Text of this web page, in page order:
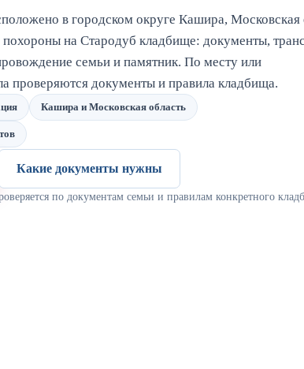
в городском округе Кашира, Московская
на Стародуб кладбище: документы,
семьи и памятник. По месту или
проверяются документы и правила кладбища.
Кашира и Московская область
Какие документы нужны
по документам семьи и правилам конкретного